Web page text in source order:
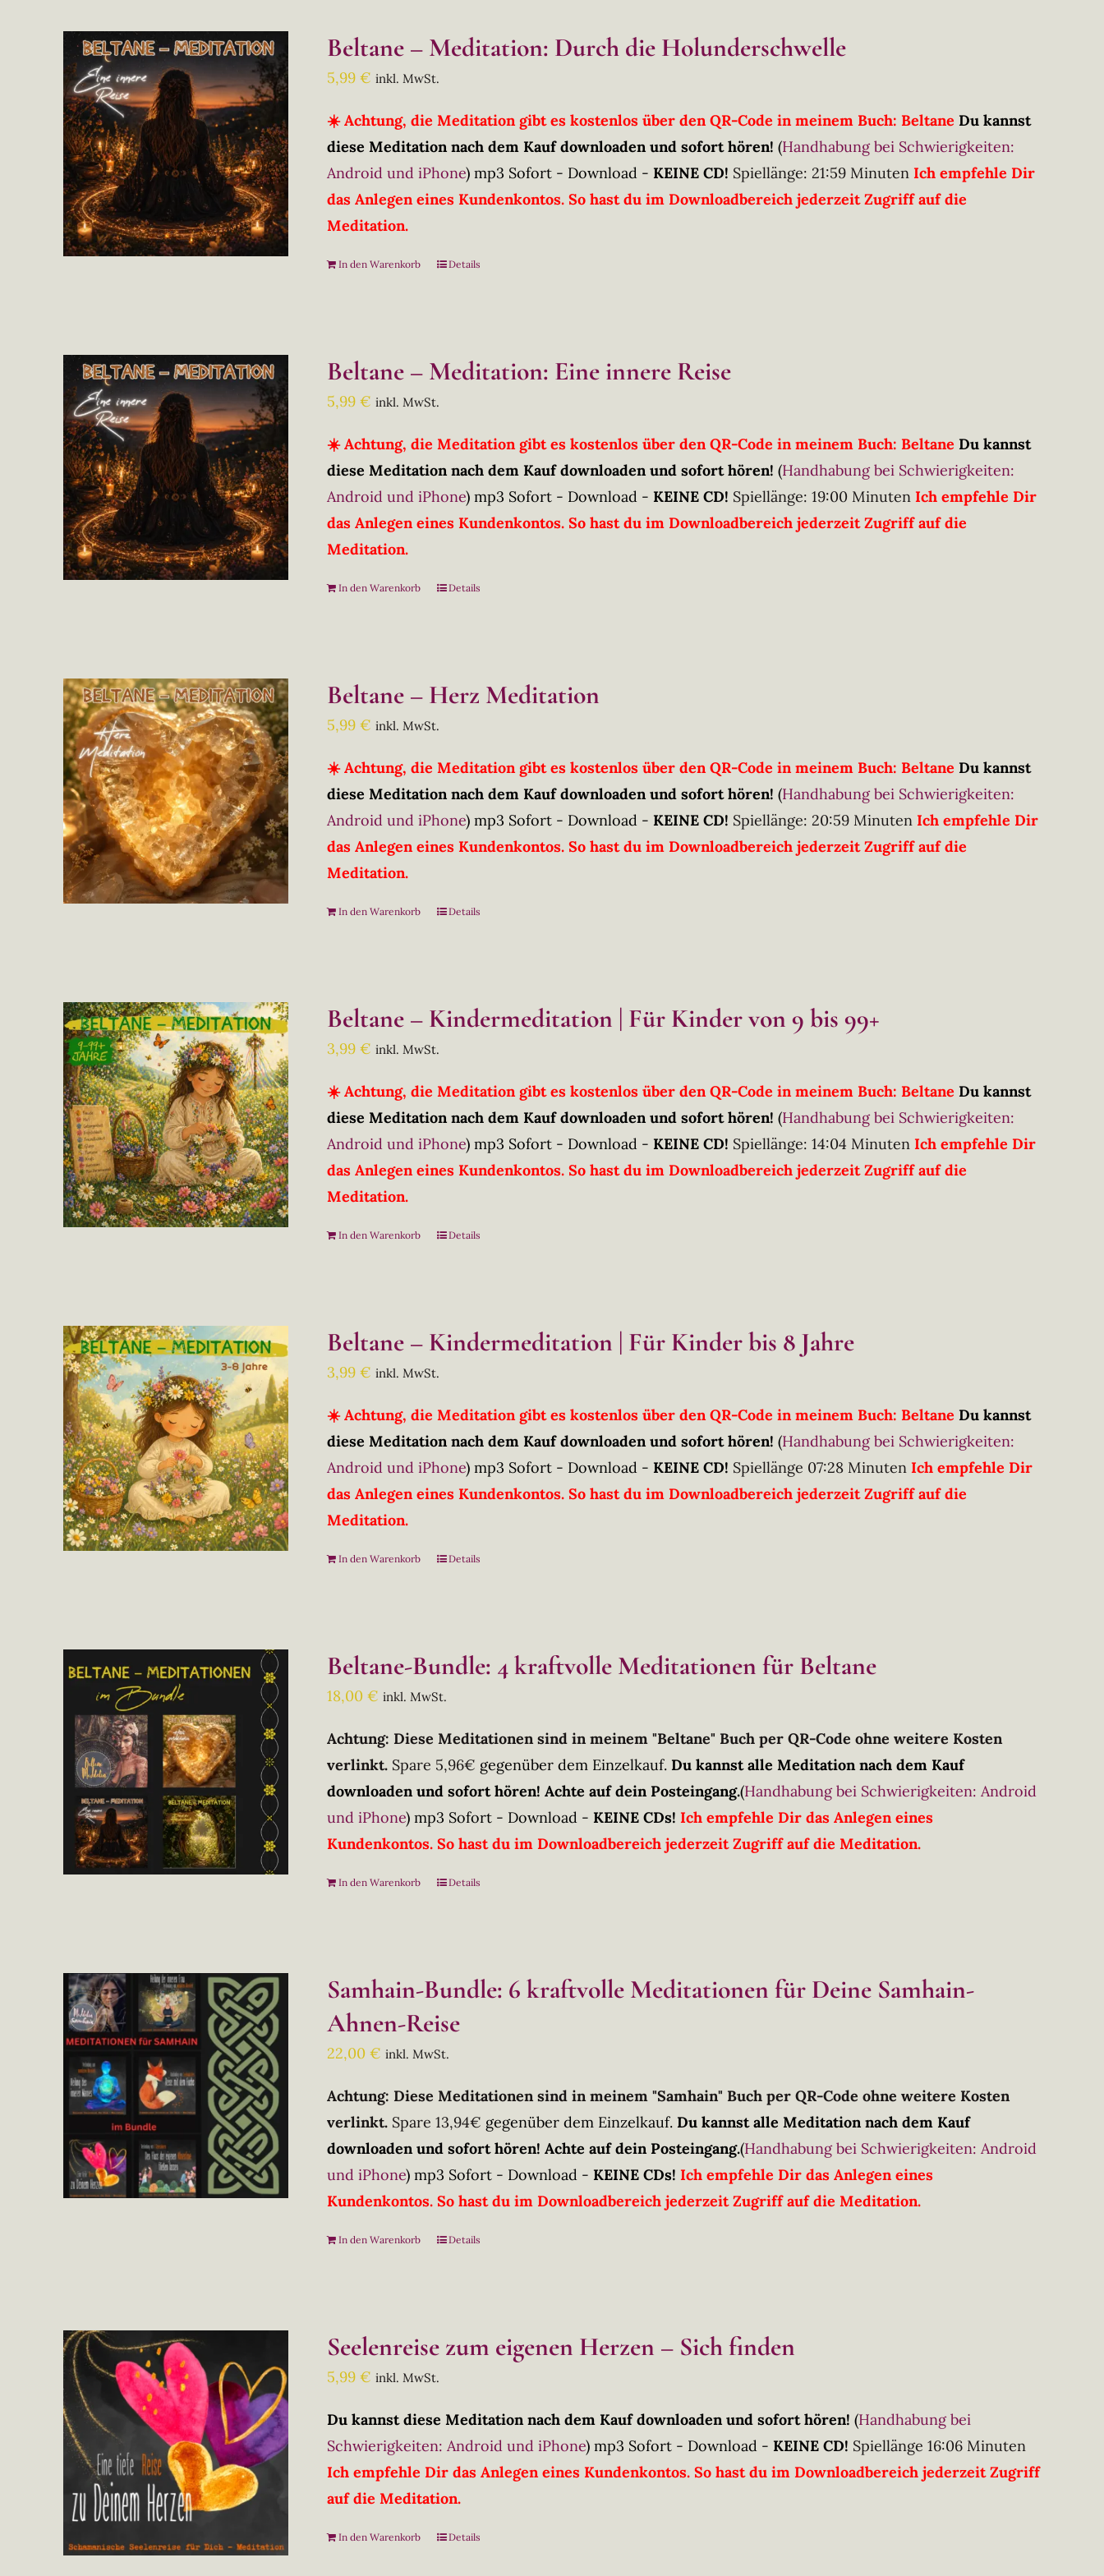
Beltane – Meditation: Durch die Holunderschwelle
5,99€ inkl. MwSt.
☀️ Achtung, die Meditation gibt es kostenlos über den QR-Code in meinem Buch: Beltane Du kannst
diese Meditation nach dem Kauf downloaden und sofort hören! (Handhabung bei Schwierigkeiten:
Android und iPhone) mp3 Sofort - Download - KEINE CD! Spiellänge: 21:59 Minuten Ich empfehle Dir
das Anlegen eines Kundenkontos. So hast du im Downloadbereich jederzeit Zugriff auf die
Meditation.
In den Warenkorb Details
Beltane – Meditation: Eine innere Reise
5,99€ inkl. MwSt.
☀️ Achtung, die Meditation gibt es kostenlos über den QR-Code in meinem Buch: Beltane Du kannst
diese Meditation nach dem Kauf downloaden und sofort hören! (Handhabung bei Schwierigkeiten:
Android und iPhone) mp3 Sofort - Download - KEINE CD! Spiellänge: 19:00 Minuten Ich empfehle Dir
das Anlegen eines Kundenkontos. So hast du im Downloadbereich jederzeit Zugriff auf die
Meditation.
In den Warenkorb Details
Beltane – Herz Meditation
5,99€ inkl. MwSt.
☀️ Achtung, die Meditation gibt es kostenlos über den QR-Code in meinem Buch: Beltane Du kannst
diese Meditation nach dem Kauf downloaden und sofort hören! (Handhabung bei Schwierigkeiten:
Android und iPhone) mp3 Sofort - Download - KEINE CD! Spiellänge: 20:59 Minuten Ich empfehle Dir
das Anlegen eines Kundenkontos. So hast du im Downloadbereich jederzeit Zugriff auf die
Meditation.
In den Warenkorb Details
Beltane – Kindermeditation | Für Kinder von 9 bis 99+
3,99€ inkl. MwSt.
☀️ Achtung, die Meditation gibt es kostenlos über den QR-Code in meinem Buch: Beltane Du kannst
diese Meditation nach dem Kauf downloaden und sofort hören! (Handhabung bei Schwierigkeiten:
Android und iPhone) mp3 Sofort - Download - KEINE CD! Spiellänge: 14:04 Minuten Ich empfehle Dir
das Anlegen eines Kundenkontos. So hast du im Downloadbereich jederzeit Zugriff auf die
Meditation.
In den Warenkorb Details
Beltane – Kindermeditation | Für Kinder bis 8 Jahre
3,99€ inkl. MwSt.
☀️ Achtung, die Meditation gibt es kostenlos über den QR-Code in meinem Buch: Beltane Du kannst
diese Meditation nach dem Kauf downloaden und sofort hören! (Handhabung bei Schwierigkeiten:
Android und iPhone) mp3 Sofort - Download - KEINE CD! Spiellänge 07:28 Minuten Ich empfehle Dir
das Anlegen eines Kundenkontos. So hast du im Downloadbereich jederzeit Zugriff auf die
Meditation.
In den Warenkorb Details
Beltane-Bundle: 4 kraftvolle Meditationen für Beltane
18,00€ inkl. MwSt.
Achtung: Diese Meditationen sind in meinem "Beltane" Buch per QR-Code ohne weitere Kosten
verlinkt. Spare 5,96€ gegenüber dem Einzelkauf. Du kannst alle Meditation nach dem Kauf
downloaden und sofort hören! Achte auf dein Posteingang.(Handhabung bei Schwierigkeiten: Android
und iPhone) mp3 Sofort - Download - KEINE CDs! Ich empfehle Dir das Anlegen eines
Kundenkontos. So hast du im Downloadbereich jederzeit Zugriff auf die Meditation.
In den Warenkorb Details
Samhain-Bundle: 6 kraftvolle Meditationen für Deine Samhain-
Ahnen-Reise
22,00€ inkl. MwSt.
Achtung: Diese Meditationen sind in meinem "Samhain" Buch per QR-Code ohne weitere Kosten
verlinkt. Spare 13,94€ gegenüber dem Einzelkauf. Du kannst alle Meditation nach dem Kauf
downloaden und sofort hören! Achte auf dein Posteingang.(Handhabung bei Schwierigkeiten: Android
und iPhone) mp3 Sofort - Download - KEINE CDs! Ich empfehle Dir das Anlegen eines
Kundenkontos. So hast du im Downloadbereich jederzeit Zugriff auf die Meditation.
In den Warenkorb Details
Seelenreise zum eigenen Herzen – Sich finden
5,99€ inkl. MwSt.
Du kannst diese Meditation nach dem Kauf downloaden und sofort hören! (Handhabung bei
Schwierigkeiten: Android und iPhone) mp3 Sofort - Download - KEINE CD! Spiellänge 16:06 Minuten
Ich empfehle Dir das Anlegen eines Kundenkontos. So hast du im Downloadbereich jederzeit Zugriff
auf die Meditation.
In den Warenkorb Details